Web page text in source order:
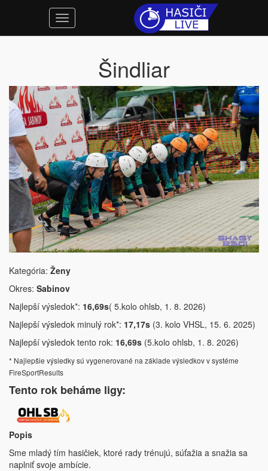
Šindliar
Kategória: Ženy
Okres: Sabinov
Najlepší výsledok*: 16,69s( 5.kolo ohlsb, 1. 8. 2026)
Najlepší výsledok minulý rok*: 17,17s (3. kolo VHSL, 15. 6. 2025)
Najlepší výsledok tento rok: 16,69s (5.kolo ohlsb, 1. 8. 2026)
* Najlepšie výsledky sú vygenerované na základe výsledkov v systéme
FireSportResults
Tento rok beháme ligy:
Popis
Sme mladý tím hasičiek, ktoré rady trénujú, súťažia a snažia sa
naplniť svoje ambície.